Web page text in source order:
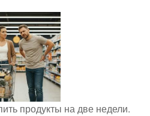
продукты на две недели.